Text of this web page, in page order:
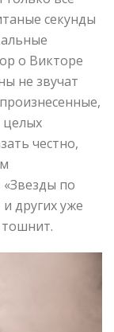
секунды
о Викторе
не звучат
целых
честно,
по
других уже